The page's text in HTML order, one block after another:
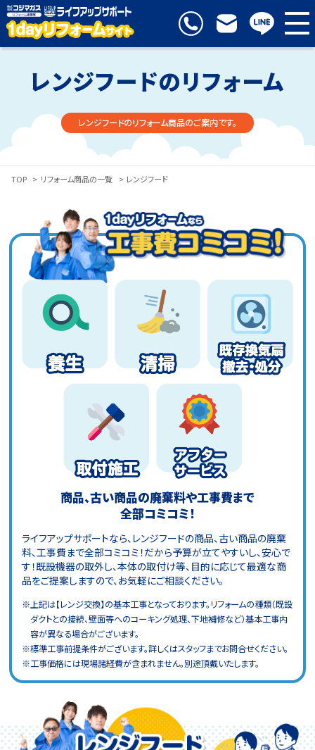
レンジフードのリフォーム
レンジフードのリフォーム商品のご案内です。
TOP > リフォーム商品の一覧 > レンジフード
商品、古い商品の廃棄料や工事費まで
全部コミコミ！
ライフアップサポートなら、レンジフードの商品、古い商品の廃棄
料、工事費まで全部コミコミ！だから予算が立てやすいし、安心で
す！既設機器の取外し、本体の取付け等、目的に応じて最適な商
品をご提案しますので、お気軽にご相談ください。
※上記は【レンジ交換】の基本工事となっております。リフォームの種類（既設
ダクトとの接続、壁面等へのコーキング処理、下地補修など）基本工事内
容が異なる場合がございます。
※標準工事前提条件がございます。詳しくはスタッフまでお問合せください。
※工事価格には現場諸経費が含まれません。別途頂戴いたします。